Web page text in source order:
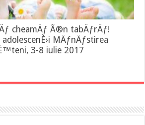
cheamÄƒ Ã®n tabÄƒrÄƒ!
adolescenÈ›i MÄƒnÄƒstirea
3-8 iulie 2017